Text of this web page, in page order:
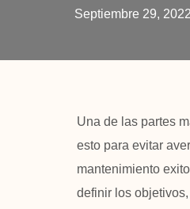
Septiembre 29, 2022
Una de las partes
esto para evitar
mantenimiento
definir los